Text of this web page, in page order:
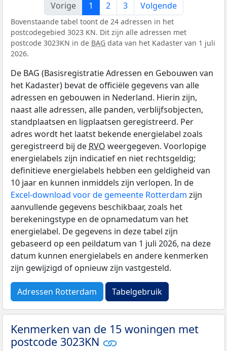
Vorige
1 2 3 Volgende
Bovenstaande tabel toont de 24 adressen in het
postcodegebied 3023 KN. Dit zijn alle adressen met
postcode 3023KN in de BAG data van het Kadaster van 1 juli
2026.
De BAG (Basisregistratie Adressen en Gebouwen van
het Kadaster) bevat de officiële gegevens van alle
adressen en gebouwen in Nederland. Hierin zijn,
naast alle adressen, alle panden, verblijfsobjecten,
standplaatsen en ligplaatsen geregistreerd. Per
adres wordt het laatst bekende energielabel zoals
geregistreerd bij de RVO weergegeven. Voorlopige
energielabels zijn indicatief en niet rechtsgeldig;
definitieve energielabels hebben een geldigheid van
10 jaar en kunnen inmiddels zijn verlopen. In de
Excel-download voor de gemeente Rotterdam zijn
aanvullende gegevens beschikbaar, zoals het
berekeningstype en de opnamedatum van het
energielabel. De gegevens in deze tabel zijn
gebaseerd op een peildatum van 1 juli 2026, na deze
datum kunnen energielabels en andere kenmerken
zijn gewijzigd of opnieuw zijn vastgesteld.
Adressen Rotterdam Tabelgebruik
Kenmerken van de 15 woningen met
postcode 3023KN